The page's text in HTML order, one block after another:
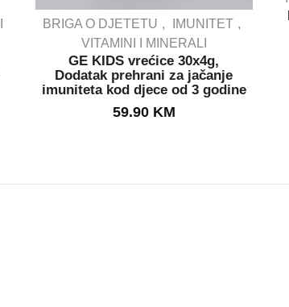
IN STOCK
BRIGA O DJETETU
IMUNITET
VITAMINI I MINERALI
GE KIDS vrećice 30x4g,
Dodatak prehrani za jačanje
imuniteta kod djece od 3 godine
59.90 KM